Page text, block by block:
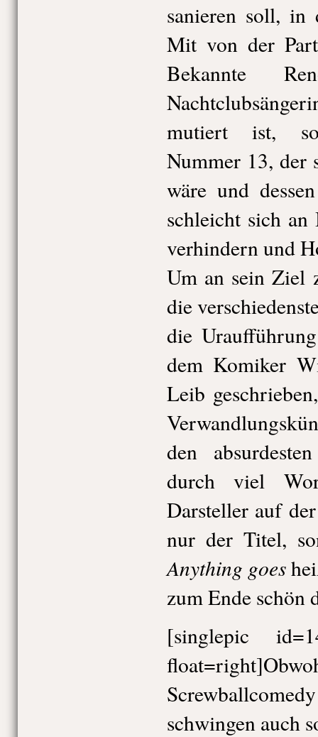
sanieren soll, in
Mit von der
Bekannte
mutiert ist,
Nummer 13, der
wäre und
schleicht sich
verhindern und
Um an sein Ziel
die
die
dem Komiker
Leib
den
durch viel
Darsteller auf
nur der Titel,
Anything goes
zum Ende schön
[singlepic
schwingen auch